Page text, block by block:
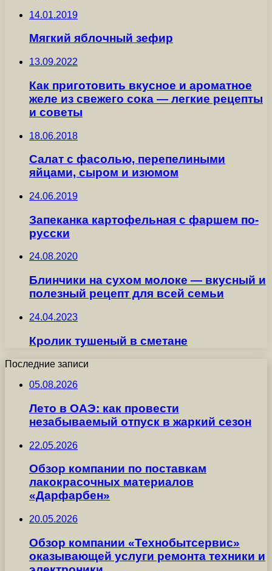
14.01.2019
Мягкий яблочный зефир
13.09.2022
Как приготовить вкусное и ароматное
желе из свежего сока — легкие рецепты
и советы
18.06.2018
Салат с фасолью, перепелиными
яйцами, сыром и изюмом
24.06.2019
Запеканка картофельная с фаршем по-
русски
24.08.2020
Блинчики на сухом молоке — вкусный и
полезный рецепт для всей семьи
24.04.2023
Кролик тушеный в сметане
Последние записи
05.08.2026
Лето в ОАЭ: как провести
незабываемый отпуск в жаркий сезон
22.05.2026
Обзор компании по поставкам
лакокрасочных материалов
«Дарфарбен»
20.05.2026
Обзор компании «Технобытсервис»
оказывающей услуги ремонта техники и